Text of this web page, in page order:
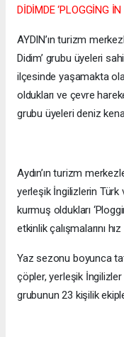
DİDİMDE ‘PLOGGİNG
AYDIN’ın turizm
Didim’ grubu üyeleri
ilçesinde yaşamakta
oldukları ve çevre
grubu üyeleri deniz
Aydın’ın turizm
yerleşik İngilizlerin Türk
kurmuş oldukları
etkinlik çalışmalarını
Yaz sezonu boyunca
çöpler, yerleşik İngilizler
grubunun 23 kişilik